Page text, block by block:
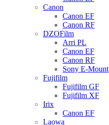
Canon
Canon EF
Canon RF
DZOFilm
Arri PL
Canon EF
Canon RF
Sony E-Mount
Fujifilm
Fujifilm GF
Fujifilm XF
Irix
Canon EF
Laowa